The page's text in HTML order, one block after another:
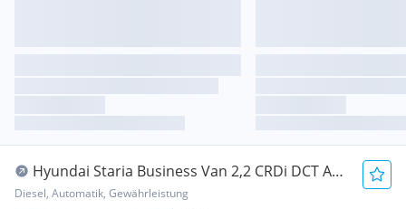
Hyundai Staria Business Van 2,2 CRDi DCT Aut.
Transporter / Kastenwagen
Diesel, Automatik, Gewährleistung